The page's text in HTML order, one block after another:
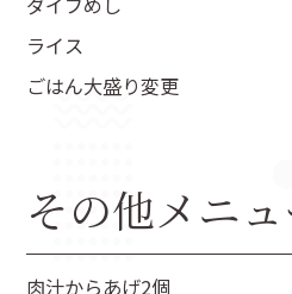
ライス
ごはん大盛り変更
その他メニ
肉汁からあげ2個